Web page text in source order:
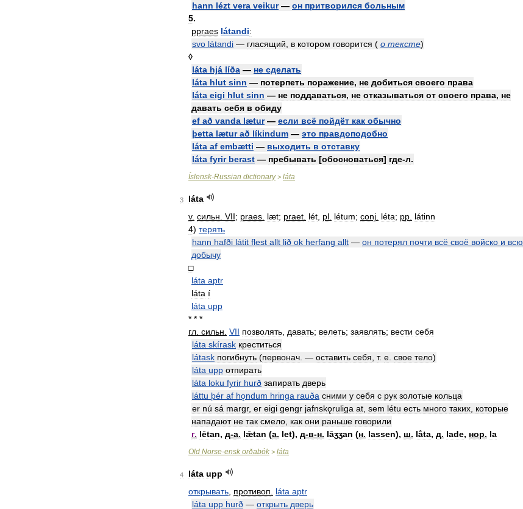
hann lézt vera veikur— он притворился больным
5.
ppraes látandi:
svo látandi — гласящий в котором говорится ( о тексте)
◊
láta hjá líða — не сделать
láta hlut sinn — потерпеть поражение, не добиться своего права
láta eigi hlut sinn — не поддаваться, не отказываться от своего права, не
давать себя в обиду
ef að vanda lætur— если всё пойдёт как обычно
þetta lætur að líkindum — это правдоподобно
láta af embætti — выходить в отставку
láta fyrir berast — пребывать [обосноваться] где-л.
Íslensk-Russian dictionary> láta
3
láta
v. сильн VII; praes læt; praet lét pl létum; conj léta; pp látinn
4) терять
hann hafði látit flest allt lið ok herfang allt — он потерял почти всё своё войско и всю
добычу
□
láta aptr
láta í
láta upp
* * *
гл сильн VII позволять давать; велеть; заявлять; вести себя
láta skírask креститься
látask погибнуть (первонач . — оставить себя т. е свое тело)
láta upp отпирать
láta loku fyrir hurð запирать дверь
láttu þér af hǫndum hringa rauða сними у себя с рук золотые кольца
er nú sá margr, er eigi gengr jafnskǫruliga at sem létu есть много таких которые
нападают не так смело как они раньше говорили
г. lētan, д-а. lǣtan (а. let), д-в-н. lāʒʒan (н. lassen), ш. låta, д. lade, нор. la
Old Norse-ensk orðabók > láta
4 láta upp
открывать противоп láta aptr
láta upp hurð — открыть дверь